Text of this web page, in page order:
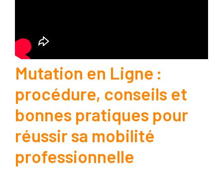
Mutation en Ligne :
procédure, conseils et
bonnes pratiques pour
réussir sa mobilité
professionnelle